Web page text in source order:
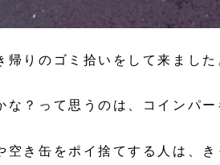
りのゴミ拾いをして来ました
？って思うのは、コインパ
空き缶をポイ捨てする人は、